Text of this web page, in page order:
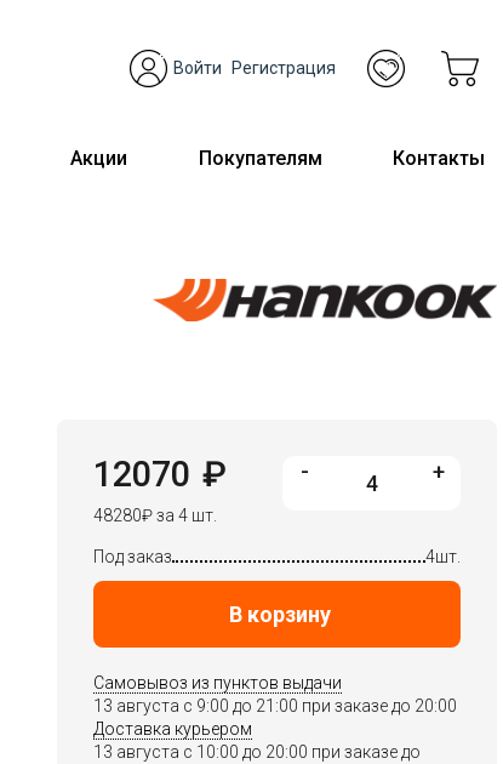
Войти Регистрация
Акции Покупателям Контакты
12070 ₽
48280₽за 4 шт.
- +
Под заказ 4шт.
В корзину
Самовывоз из пунктов выдачи
13 августа c 9:00 до 21:00 при заказе до 20:00
Доставка курьером
13 августа c 10:00 до 20:00 при заказе до